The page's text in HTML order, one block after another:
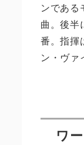
ンである
曲。後半
番。指揮
ン・ヴァ
ワ